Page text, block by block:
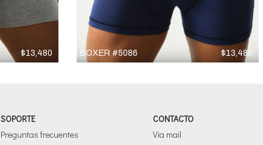
$13,480 BOXER #5086 $13,480
SOPORTE
Preguntas frecuentes
CONTACTO
Via mail